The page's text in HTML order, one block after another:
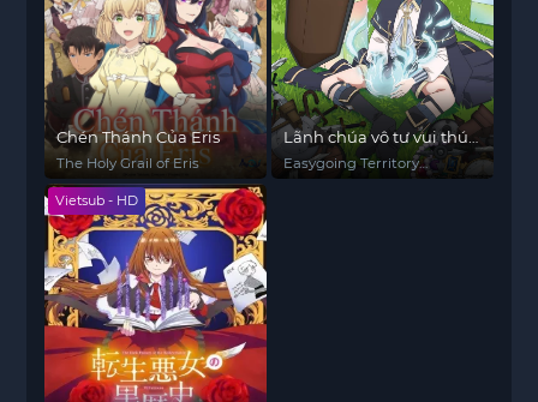
Chén Thánh Của Eris
The Holy Grail of Eris
Lãnh chúa vô tư vui thú
bảo vệ lãnh địa ~ Biến
ngôi làng vô danh thành
Easygoing Territory
Vietsub - HD